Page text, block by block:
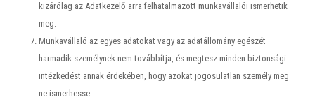
kizárólag az Adatkezelő arra felhatalmazott munkavállalói ismerhetik
meg.
Munkavállaló az egyes adatokat vagy az adatállomány egészét
harmadik személynek nem továbbítja, és megtesz minden biztonsági
intézkedést annak érdekében, hogy azokat jogosulatlan személy meg
ne ismerhesse.